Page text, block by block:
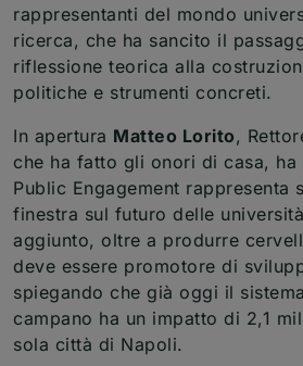
rappresentanti del mondo
ricerca, che ha sancito il
riflessione teorica alla
politiche e strumenti concreti.
In apertura Matteo Lorito,
che ha fatto gli onori di casa, ha
Public Engagement rappresenta
finestra sul futuro delle
aggiunto, oltre a produrre
deve essere promotore di
spiegando che già oggi il
campano ha un impatto di 2,1
sola città di Napoli.